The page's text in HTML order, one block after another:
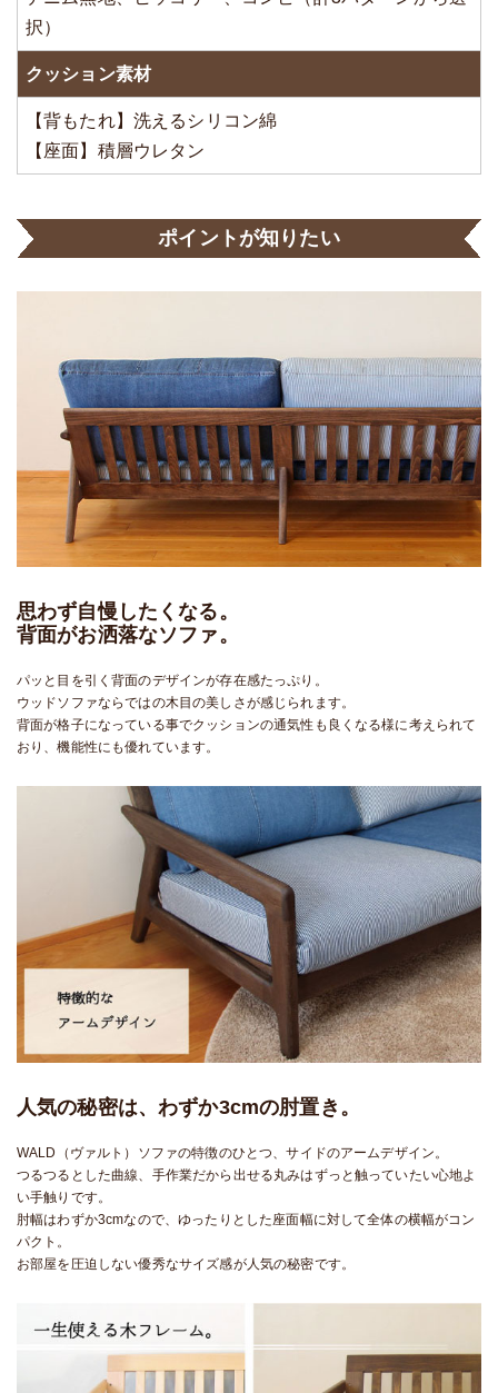
択）
クッション素材
【背もたれ】洗えるシリコン綿
【座面】積層ウレタン
ポイントが知りたい
思わず自慢したくなる。
背面がお洒落なソファ。
パッと目を引く背面のデザインが存在感たっぷり。
ウッドソファならではの木目の美しさが感じられます。
背面が格子になっている事でクッションの通気性も良くなる様に考えられて
おり、機能性にも優れています。
人気の秘密は、わずか3cmの肘置き。
WALD（ヴァルト）ソファの特徴のひとつ、サイドのアームデザイン。
つるつるとした曲線、手作業だから出せる丸みはずっと触っていたい心地よ
い手触りです。
肘幅はわずか3cmなので、ゆったりとした座面幅に対して全体の横幅がコン
パクト。
お部屋を圧迫しない優秀なサイズ感が人気の秘密です。